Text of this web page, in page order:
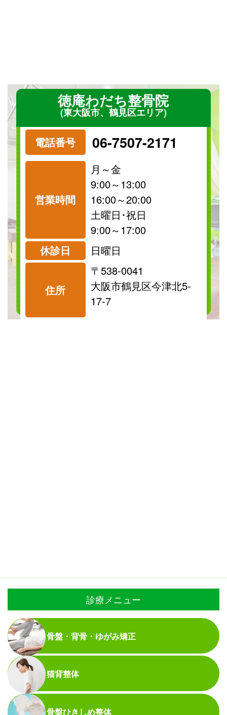
徳庵わだち整骨院
(東大阪市、鶴見区エリア)
電話番号 06-7507-2171
営業時間
月～金
9:00～13:00
16:00～20:00
土曜日･祝日
9:00～17:00
休診日
日曜日
住所
〒538-0041
大阪市鶴見区今津北5-
17-7
祝日
診療可
保険
診療可
料金表を見る
診療メニュー
骨盤・背骨・ゆがみ矯正
猫背整体
骨盤ひきしめ整体